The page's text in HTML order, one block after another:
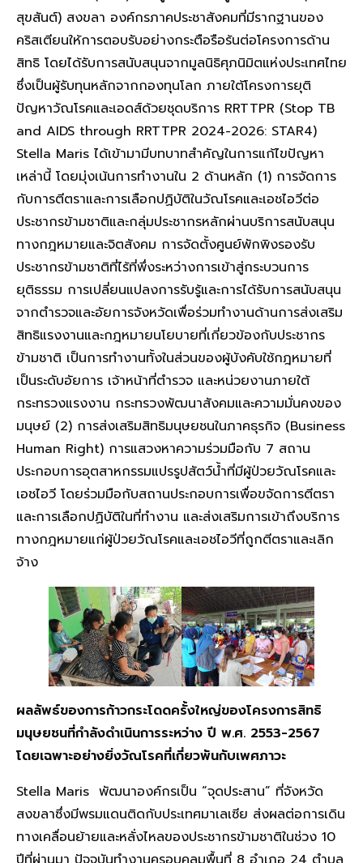
สุขสันต์) สงขลา องค์กรภาคประชาสังคมที่มีรากฐานของ
คริสเตียนให้การตอบรับอย่างกระตือรือร้นต่อโครงการด้าน
สิทธิ โดยได้รับการสนับสนุนจากมูลนิธิศุภนิมิตแห่งประเทศไทย
ซึ่งเป็นผู้รับทุนหลักจากกองทุนโลก ภายใต้โครงการยุติ
ปัญหาวัณโรคและเอดส์ด้วยชุดบริการ RRTTPR (Stop TB
and AIDS through RRTTPR 2024-2026: STAR4)
Stella Maris ได้เข้ามามีบทบาทสำคัญในการแก้ไขปัญหา
เหล่านี้ โดยมุ่งเน้นการทำงานใน 2 ด้านหลัก (1) การจัดการ
กับการตีตราและการเลือกปฏิบัติในวัณโรคและเอชไอวีต่อ
ประชากรข้ามชาติและกลุ่มประชากรหลักผ่านบริการสนับสนุน
ทางกฎหมายและจิตสังคม การจัดตั้งศูนย์พักพิงรองรับ
ประชากรข้ามชาติที่ไร้ที่พึ่งระหว่างการเข้าสู่กระบวนการ
ยุติธรรม การเปลี่ยนแปลงการรับรู้และการได้รับการสนับสนุน
จากตำรวจและอัยการจังหวัดเพื่อร่วมทำงานด้านการส่งเสริม
สิทธิแรงงานและกฎหมายนโยบายที่เกี่ยวข้องกับประชากร
ข้ามชาติ เป็นการทำงานทั้งในส่วนของผู้บังคับใช้กฎหมายที่
เป็นระดับอัยการ เจ้าหน้าที่ตำรวจ และหน่วยงานภายใต้
กระทรวงแรงงาน กระทรวงพัฒนาสังคมและความมั่นคงของ
มนุษย์ (2) การส่งเสริมสิทธิมนุษยชนในภาคธุรกิจ (Business
Human Right) การแสวงหาความร่วมมือกับ 7 สถาน
ประกอบการอุตสาหกรรมแปรรูปสัตว์น้ำที่มีผู้ป่วยวัณโรคและ
เอชไอวี โดยร่วมมือกับสถานประกอบการเพื่อขจัดการตีตรา
และการเลือกปฏิบัติในที่ทำงาน และส่งเสริมการเข้าถึงบริการ
ทางกฎหมายแก่ผู้ป่วยวัณโรคและเอชไอวีที่ถูกตีตราและเลิก
จ้าง
ผลลัพธ์ของการก้าวกระโดดครั้งใหญ่ของโครงการสิทธิ
มนุษยชนที่กำลังดำเนินการระหว่าง ปี พ.ศ. 2553-2567
โดยเฉพาะอย่างยิ่งวัณโรคที่เกี่ยวพันกับเพศภาวะ
Stella Maris พัฒนาองค์กรเป็น “จุดประสาน” ที่จังหวัด
สงขลาซึ่งมีพรมแดนติดกับประเทศมาเลเซีย ส่งผลต่อการเดิน
ทางเคลื่อนย้ายและหลั่งไหลของประชากรข้ามชาติในช่วง 10